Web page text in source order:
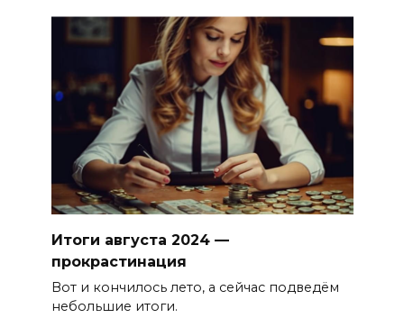
Итоги августа 2024 —
прокрастинация
Вот и кончилось лето, а сейчас подведём
небольшие итоги.